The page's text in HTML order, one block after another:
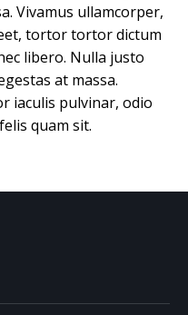
Vivamus ullamcorper,
tortor tortor dictum
libero. Nulla justo
at massa.
iaculis pulvinar, odio
quam sit.